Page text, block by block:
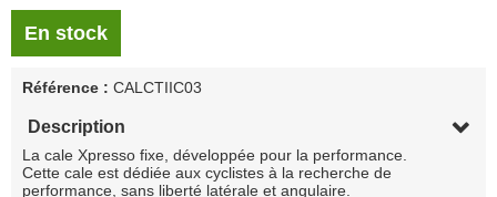
En stock
Référence : CALCTIIC03
Description
La cale Xpresso fixe, développée pour la performance.
Cette cale est dédiée aux cyclistes à la recherche de
performance, sans liberté latérale et angulaire.